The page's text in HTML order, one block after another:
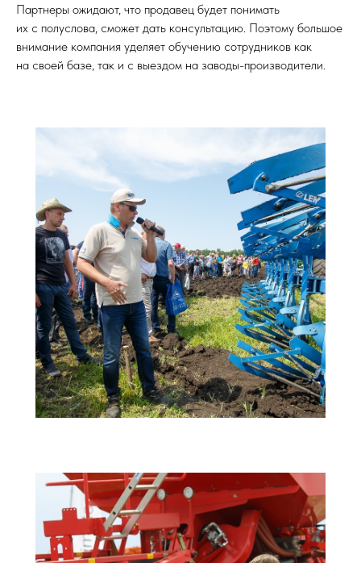
Партнеры ожидают, что продавец будет понимать
их с полуслова, сможет дать консультацию. Поэтому большое
внимание компания уделяет обучению сотрудников как
на своей базе, так и с выездом на заводы-производители.